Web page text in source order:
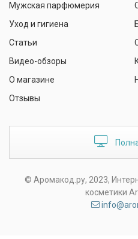
Мужская парфюмерия
Уход и гигиена
Статьи
Видео-обзоры
О магазине
Отзывы
© Аромакод.ру, 2023,
косметики